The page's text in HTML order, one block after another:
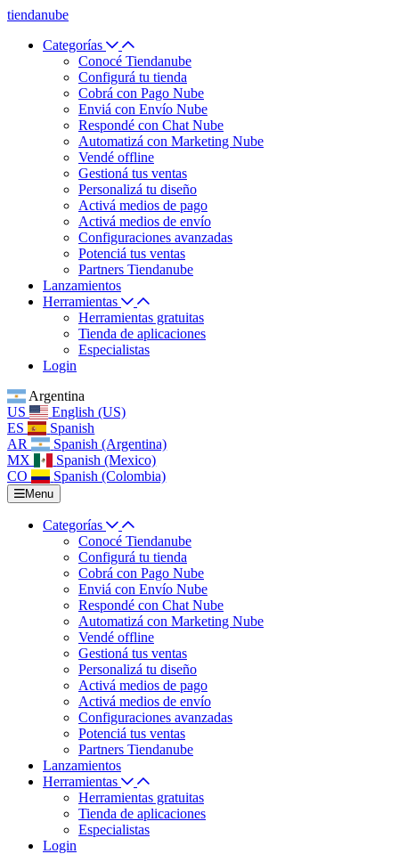
tiendanube
Categorías
Conocé Tiendanube
Configurá tu tienda
Cobrá con Pago Nube
Enviá con Envío Nube
Respondé con Chat Nube
Automatizá con Marketing Nube
Vendé offline
Gestioná tus ventas
Personalizá tu diseño
Activá medios de pago
Activá medios de envío
Configuraciones avanzadas
Potenciá tus ventas
Partners Tiendanube
Lanzamientos
Herramientas
Herramientas gratuitas
Tienda de aplicaciones
Especialistas
Login
Argentina
US
English (US)
ES
Spanish
AR
Spanish (Argentina)
MX
Spanish (Mexico)
CO
Spanish (Colombia)
Menu
Categorías
Conocé Tiendanube
Configurá tu tienda
Cobrá con Pago Nube
Enviá con Envío Nube
Respondé con Chat Nube
Automatizá con Marketing Nube
Vendé offline
Gestioná tus ventas
Personalizá tu diseño
Activá medios de pago
Activá medios de envío
Configuraciones avanzadas
Potenciá tus ventas
Partners Tiendanube
Lanzamientos
Herramientas
Herramientas gratuitas
Tienda de aplicaciones
Especialistas
Login